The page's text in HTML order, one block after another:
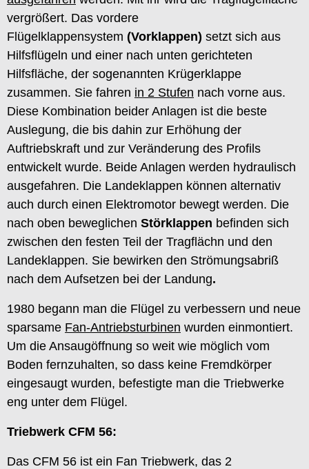
vergrößert. Das vordere
Flügelklappensystem (Vorklappen) setzt sich aus
Hilfsflügeln und einer nach unten gerichteten
Hilfsfläche, der sogenannten Krügerklappe
zusammen. Sie fahren in 2 Stufen nach vorne aus.
Diese Kombination beider Anlagen ist die beste
Auslegung, die bis dahin zur Erhöhung der
Auftriebskraft und zur Veränderung des Profils
entwickelt wurde. Beide Anlagen werden hydraulisch
ausgefahren. Die Landeklappen können alternativ
auch durch einen Elektromotor bewegt werden. Die
nach oben beweglichen Störklappen befinden sich
zwischen den festen Teil der Tragflächn und den
Landeklappen. Sie bewirken den Strömungsabriß
nach dem Aufsetzen bei der Landung.
1980 begann man die Flügel zu verbessern und neue
sparsame Fan-Antriebsturbinen wurden einmontiert.
Um die Ansaugöffnung so weit wie möglich vom
Boden fernzuhalten, so dass keine Fremdkörper
eingesaugt wurden, befestigte man die Triebwerke
eng unter dem Flügel.
Triebwerk CFM 56:
Das CFM 56 ist ein Fan Triebwerk, das 2